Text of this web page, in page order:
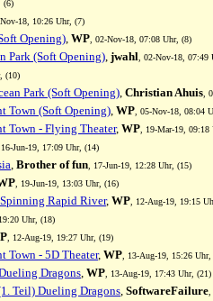
(6)
Nov-18, 10:26 Uhr, (7)
Opening), WP , 02-Nov-18, 07:08 Uhr, (8)
Park (Soft Opening), jwahl , 02-Nov-18, 07:49
(10)
Park (Soft Opening), Christian Ahuis ,
Town (Soft Opening), WP , 05-Nov-18, 08:04
Town - Flying Theater, WP , 19-Mar-19,
, 16-Jun-19, 17:09 Uhr, (14)
, Brother of fun , 17-Jun-19, 12:28 Uhr, (15)
, 19-Jun-19, 13:03 Uhr, (16)
Rapid River, WP , 12-Aug-19, 19:15
Uhr, (18)
, 12-Aug-19, 19:27 Uhr, (19)
Town - 5D Theater, WP , 13-Aug-19, 15:26
Dragons, WP , 13-Aug-19, 17:43 Uhr, (21)
Teil) Dueling Dragons, SoftwareFailure